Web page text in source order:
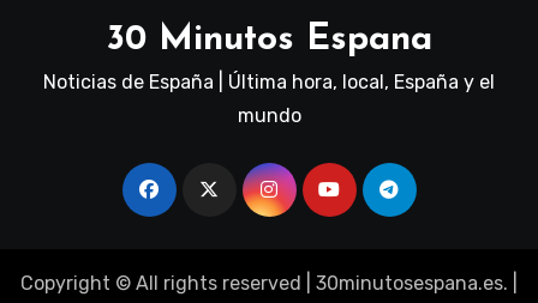
30 Minutos Espana
Noticias de España | Última hora, local, España y el
mundo
Copyright © All rights reserved 30minutosespana.es. |